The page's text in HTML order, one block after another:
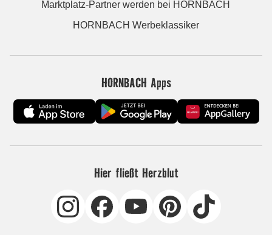
Marktplatz-Partner werden bei HORNBACH
HORNBACH Werbeklassiker
HORNBACH Apps
Hier fließt Herzblut